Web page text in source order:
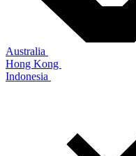
Australia
Hong Kong
Indonesia